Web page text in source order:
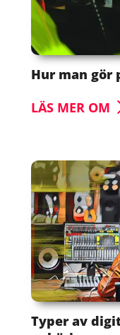
Hur man gör
LÄS MER OM
Typer av